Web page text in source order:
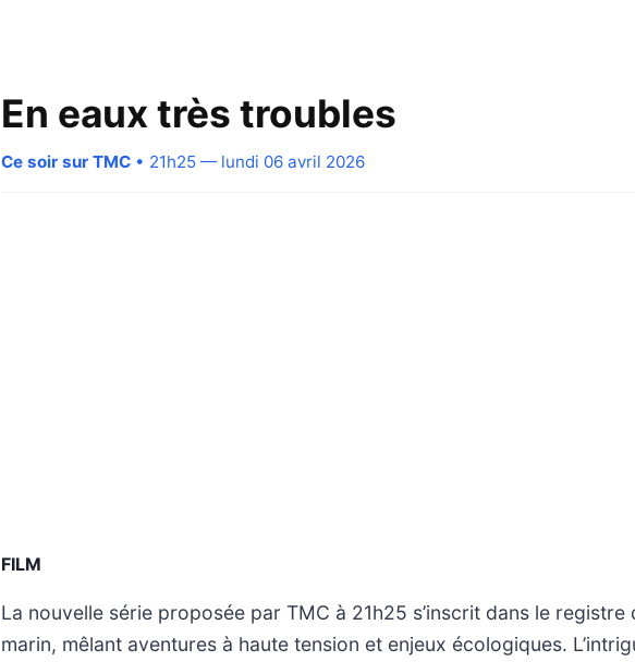
En eaux très troubles
Ce soir sur TMC • 21h25 — lundi 06 avril 2026
FILM
La nouvelle série proposée par TMC à 21h25 s’inscrit dans le
marin, mêlant aventures à haute tension et enjeux écologiques.